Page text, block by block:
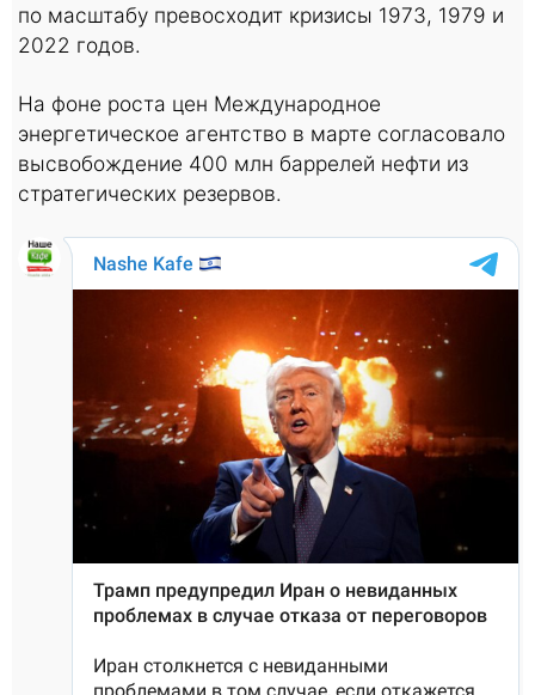
по масштабу превосходит кризисы 1973, 1979 и
2022 годов.
На фоне роста цен Международное
энергетическое агентство в марте согласовало
высвобождение 400 млн баррелей нефти из
стратегических резервов.